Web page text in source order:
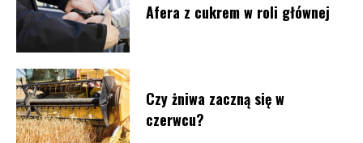
Afera z cukrem w roli głównej
Czy żniwa zaczną się w
czerwcu?